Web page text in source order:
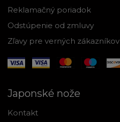
Reklamačný poriadok
Odstúpenie od zmluvy
Zľavy pre verných zákazníkov
Japonské nože
Kontakt